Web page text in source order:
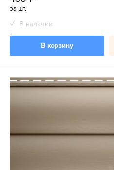
за шт.
В наличии
В корзину